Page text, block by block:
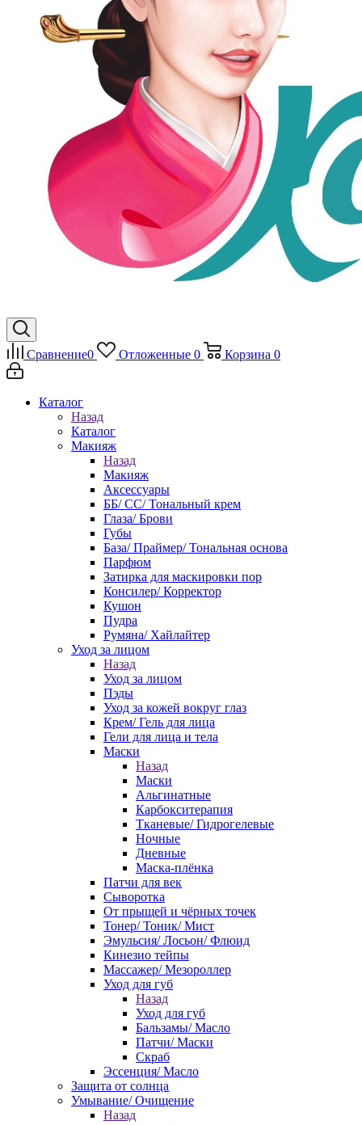
Сравнение0 Отложенные 0 Корзина 0
Каталог
Назад
Каталог
Макияж
Назад
Макияж
Аксессуары
ББ/ СС/ Тональный крем
Глаза/ Брови
Губы
База/ Праймер/ Тональная основа
Парфюм
Затирка для маскировки пор
Консилер/ Корректор
Кушон
Пудра
Румяна/ Хайлайтер
Уход за лицом
Назад
Уход за лицом
Пэды
Уход за кожей вокруг глаз
Крем/ Гель для лица
Гели для лица и тела
Маски
Назад
Маски
Альгинатные
Карбокситерапия
Тканевые/ Гидрогелевые
Ночные
Дневные
Маска-плёнка
Патчи для век
Сыворотка
От прыщей и чёрных точек
Тонер/ Тоник/ Мист
Эмульсия/ Лосьон/ Флюид
Кинезио тейпы
Массажер/ Мезороллер
Уход для губ
Назад
Уход для губ
Бальзамы/ Масло
Патчи/ Маски
Скраб
Эссенция/ Масло
Защита от солнца
Умывание/ Очищение
Назад